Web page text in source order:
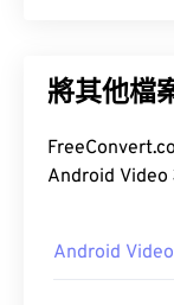
格式採用複雜
副檔名與
如何開啟
將其他檔
Android Video
Android